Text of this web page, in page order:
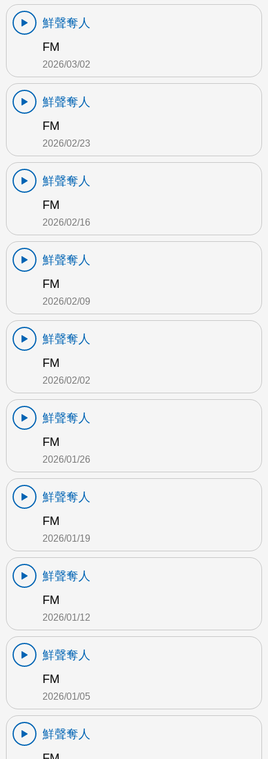
鮮聲奪人
FM
2026/03/02
鮮聲奪人
FM
2026/02/23
鮮聲奪人
FM
2026/02/16
鮮聲奪人
FM
2026/02/09
鮮聲奪人
FM
2026/02/02
鮮聲奪人
FM
2026/01/26
鮮聲奪人
FM
2026/01/19
鮮聲奪人
FM
2026/01/12
鮮聲奪人
FM
2026/01/05
鮮聲奪人